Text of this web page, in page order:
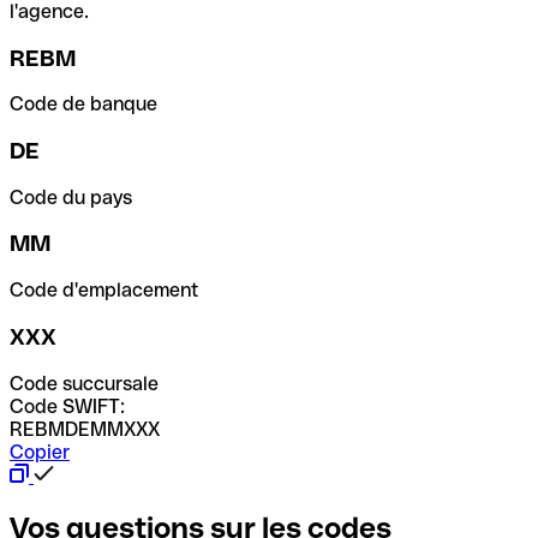
l'agence.
REBM
Code de banque
DE
Code du pays
MM
Code d'emplacement
XXX
Code succursale
Code SWIFT:
REBMDEMMXXX
Copier
Vos questions sur les codes